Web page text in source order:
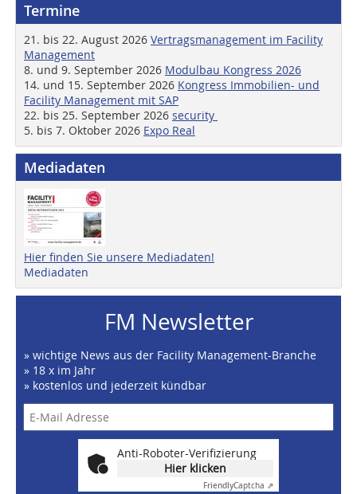
Termine
21. bis 22. August 2026 Vertragsmanagement im Facility
Management
8. und 9. September 2026 Modulbau Kongress 2026
14. und 15. September 2026 Kongress Immobilien- und
Facility Management mit SAP
22. bis 25. September 2026 security
5. bis 7. Oktober 2026 Expo Real
Mediadaten
Hier finden Sie unsere Mediadaten!
Mediadaten
FM Newsletter
» wichtige News aus der Facility Management-Branche
» 18 x im Jahr
» kostenlos und jederzeit kündbar
Anti-Roboter-Verifizierung
Hier klicken
FriendlyCaptcha ⇗